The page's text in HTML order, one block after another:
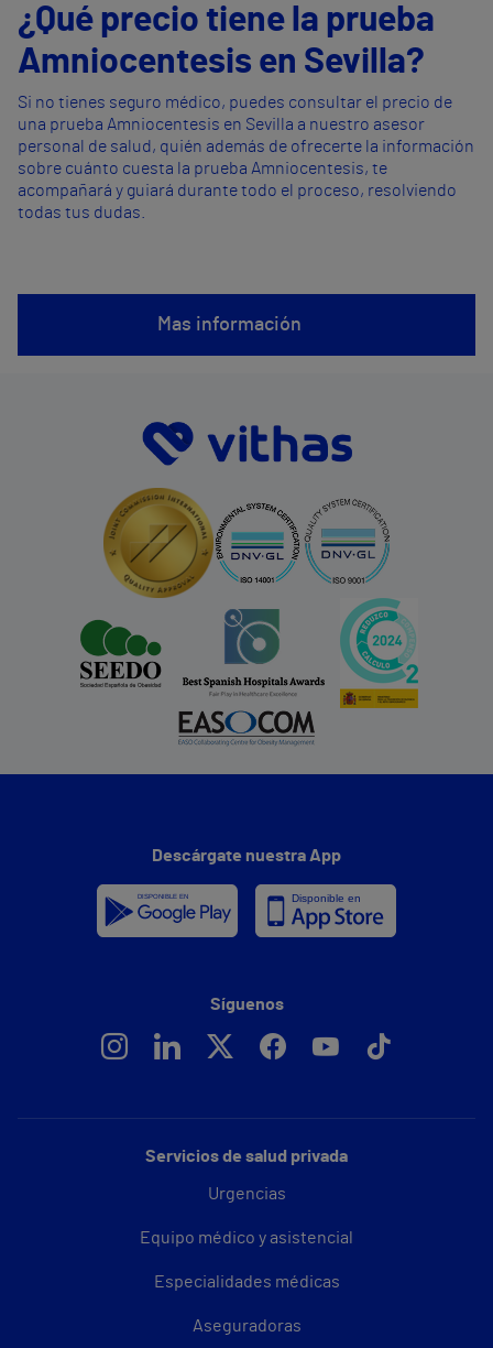
¿Qué precio tiene la prueba
Amniocentesis en Sevilla?
Si no tienes seguro médico, puedes consultar el precio de
una prueba Amniocentesis en Sevilla a nuestro asesor
personal de salud, quién además de ofrecerte la información
sobre cuánto cuesta la prueba Amniocentesis, te
acompañará y guiará durante todo el proceso, resolviendo
todas tus dudas.
Mas información
Servicios de salud privada
Urgencias
Equipo médico y asistencial
Especialidades médicas
Aseguradoras
Descárgate nuestra App
Síguenos